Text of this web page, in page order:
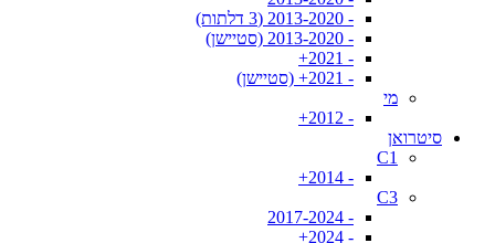
- 2013-2020 (3 דלתות)
- 2013-2020 (סטיישן)
- 2021+
- 2021+ (סטיישן)
מי
- 2012+
סיטרואן
C1
- 2014+
C3
- 2017-2024
- 2024+